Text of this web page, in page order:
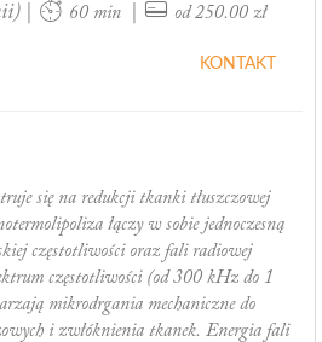
60 min od 250.00 zł
KONTAKT
się na redukcji tkanki tłuszczowej
łączy w sobie jednoczesną
częstotliwości oraz fali radiowej
częstotliwości (od 300 kHz do 1
mikrodrgania mechaniczne do
i zwłóknienia tkanek. Energia fali